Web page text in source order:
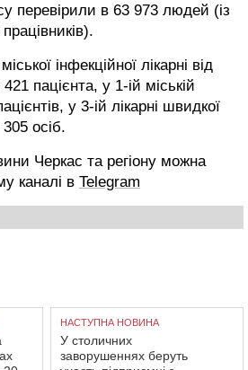
перевірили в 63 973 людей (із
інфекційної лікарні від
пацієнта, у 1-ій міській
у 3-ій лікарні швидкої
осіб.
Черкас та регіону можна
каналі в Telegram
НАСТУПНА НОВИНА
У столичних
заворушеннях беруть